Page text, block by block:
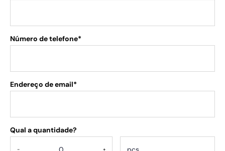
Número de telefone*
Endereço de email*
Qual a quantidade?
- +